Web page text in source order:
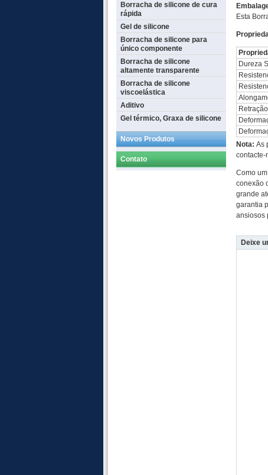
Borracha de silicone de cura
rápida
Gel de silicone
Borracha de silicone para
único componente
Borracha de silicone
altamente transparente
Borracha de silicone
viscoelástica
Aditivo
Gel térmico, Graxa de silicone
Novos Produtos
Contato
Esta
Dureza
Nota: As
contacte-
Como
conexão
grande
garantia
ansiosos
Deixe